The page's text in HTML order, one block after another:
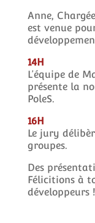
Anne,
est venue
14H
L’équipe de
présente la
PoleS.
16H
Le jury
groupes.
Des
Félicitions à
développeurs !